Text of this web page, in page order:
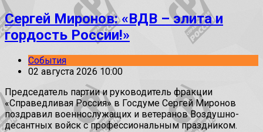
Сергей Миронов: «ВДВ – элита и
гордость России!»
События
02 августа 2026 10:00
Председатель партии и руководитель фракции
«Справедливая Россия» в Госдуме Сергей Миронов
поздравил военнослужащих и ветеранов Воздушно-
десантных войск с профессиональным праздником.